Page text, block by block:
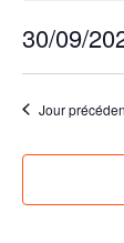
30
2024
30/09/
date.
Jour